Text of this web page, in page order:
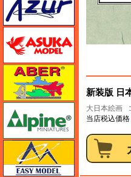
新装版 日
大日本絵画
当店税込価格
アルパイン
イージーモデル